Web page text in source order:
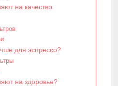
на качество
для эспрессо?
на здоровье?